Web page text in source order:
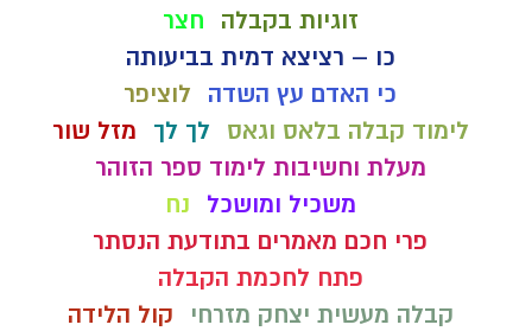
זוגיות בקבלה
חצר
כו – רציצא דמית בביעותה
כי האדם עץ השדה
לוציפר
לימוד קבלה בלאס וגאס
לך לך
מזל שור
מעלת וחשיבות לימוד ספר הזוהר
משכיל ומושכל
נח
פרי חכם מאמרים בתודעת הנסתר
פתח לחכמת הקבלה
קבלה מעשית יצחק מזרחי
קול הלידה